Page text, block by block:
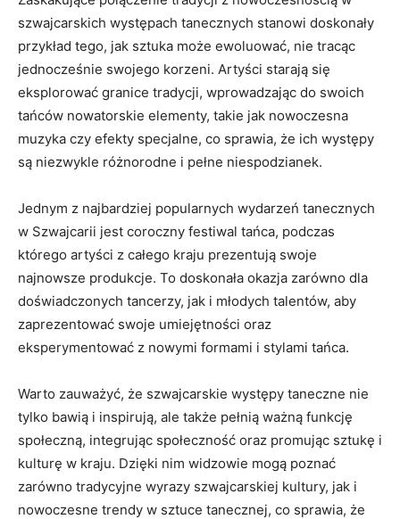
‌szwajcarskich występach tanecznych stanowi doskonały
przykład tego, ​jak sztuka może ewoluować,⁢ nie​ tracąc
jednocześnie swojego korzeni. Artyści starają się
eksplorować granice tradycji, wprowadzając do swoich
‍tańców ⁢nowatorskie elementy,⁣ takie jak ‌nowoczesna
muzyka⁢ czy efekty specjalne, co sprawia, że ich występy
są⁤ niezwykle różnorodne i pełne niespodzianek.
Jednym z najbardziej popularnych‌ wydarzeń tanecznych
w Szwajcarii jest⁣ coroczny festiwal tańca, podczas⁢
którego artyści z całego kraju prezentują swoje
najnowsze⁢ produkcje.‍ To doskonała okazja zarówno dla ​
doświadczonych tancerzy, jak i młodych talentów, aby
zaprezentować swoje umiejętności oraz
⁢eksperymentować ⁣z nowymi formami i stylami tańca.
Warto ‌zauważyć, że szwajcarskie występy taneczne nie
tylko bawią ‍i inspirują,⁢ ale⁣ także pełnią ważną funkcję
społeczną, integrując społeczność oraz promując sztukę i
kulturę w kraju.‌ Dzięki nim widzowie mogą poznać​
zarówno tradycyjne wyrazy​ szwajcarskiej kultury, jak⁢ i
‌nowoczesne trendy w sztuce ‍tanecznej, co sprawia, że